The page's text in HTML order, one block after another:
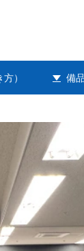
） 備